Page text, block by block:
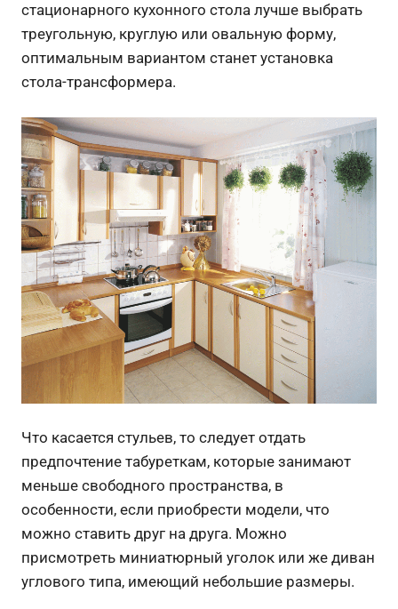
стационарного кухонного стола лучше выбрать
треугольную, круглую или овальную форму,
оптимальным вариантом станет установка
стола-трансформера.
Что касается стульев, то следует отдать
предпочтение табуреткам, которые занимают
меньше свободного пространства, в
особенности, если приобрести модели, что
можно ставить друг на друга. Можно
присмотреть миниатюрный уголок или же диван
углового типа, имеющий небольшие размеры.